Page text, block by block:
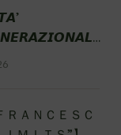
Hub
ＲＡＮＣＥＳＣ